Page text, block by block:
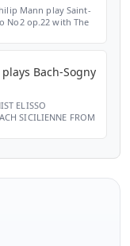
Mann play Saint-
No2 op.22 with The
Bach-Sogny
ELISSO
SICILIENNE FROM